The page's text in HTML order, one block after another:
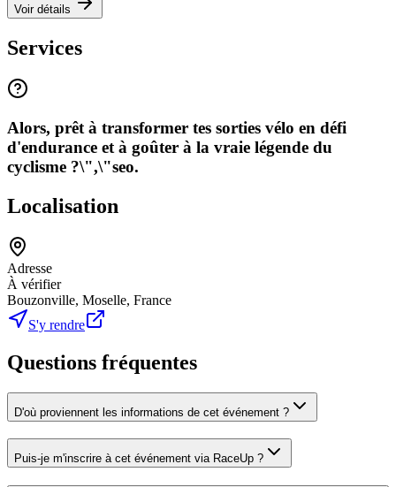
Voir détails
Services
Alors, prêt à transformer tes sorties vélo en défi
d'endurance et à goûter à la vraie légende du
cyclisme ?\",\"seo.
Localisation
Adresse
À vérifier
Bouzonville, Moselle, France
S'y rendre
Questions fréquentes
D'où proviennent les informations de cet événement ?
Puis-je m'inscrire à cet événement via RaceUp ?